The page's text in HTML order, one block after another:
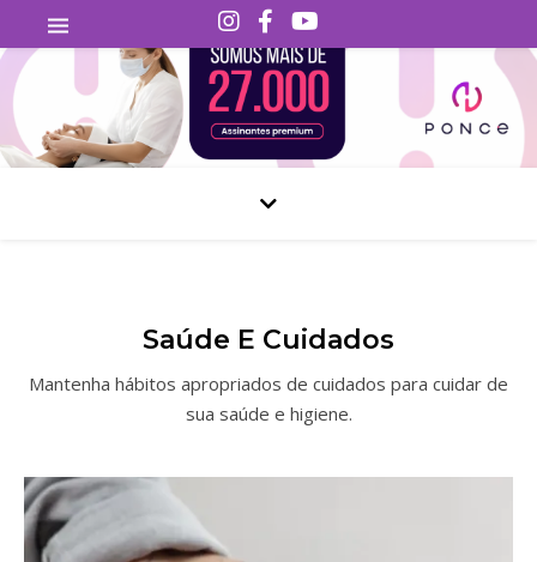
Saúde E Cuidados
Mantenha hábitos apropriados de cuidados para cuidar de
sua saúde e higiene.